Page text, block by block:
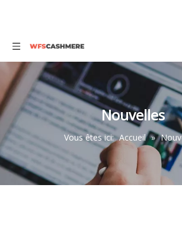
Nouvelles
Vous êtes ici: Accueil »